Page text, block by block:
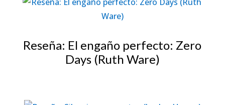
Reseña: El engaño perfecto: Zero
Days (Ruth Ware)